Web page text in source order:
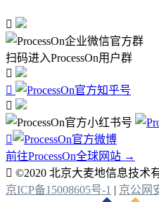

扫码进入ProcessOn用户群




前往ProcessOn全球网站 →
 ©2020 北京大麦地信息技术
京ICP备15008605号-1 | 京公网